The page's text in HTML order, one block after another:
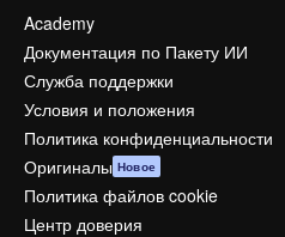
Academy
Документация по Пакету ИИ
Служба поддержки
Условия и положения
Политика конфиденциальности
Оригиналы Новое
Политика файлов cookie
Центр доверия